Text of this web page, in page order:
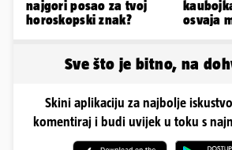
najgori posao za tvoj
horoskopski znak?
osvaja
Sve što je bitno, na
Skini aplikaciju za najbolje
komentiraj i budi uvijek u toku s